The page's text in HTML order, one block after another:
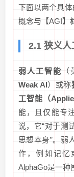
下面以两个具体
概念与【AGI】
2.1 狭义
弱人工智能
Weak AI）或称
工智能（
能，且仅能专
说，它“对于测
思想本身”。弱
作，例如记忆
AlphaGo是一种